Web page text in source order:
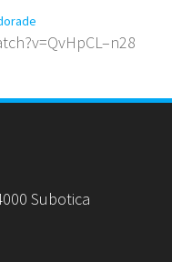
Subotica